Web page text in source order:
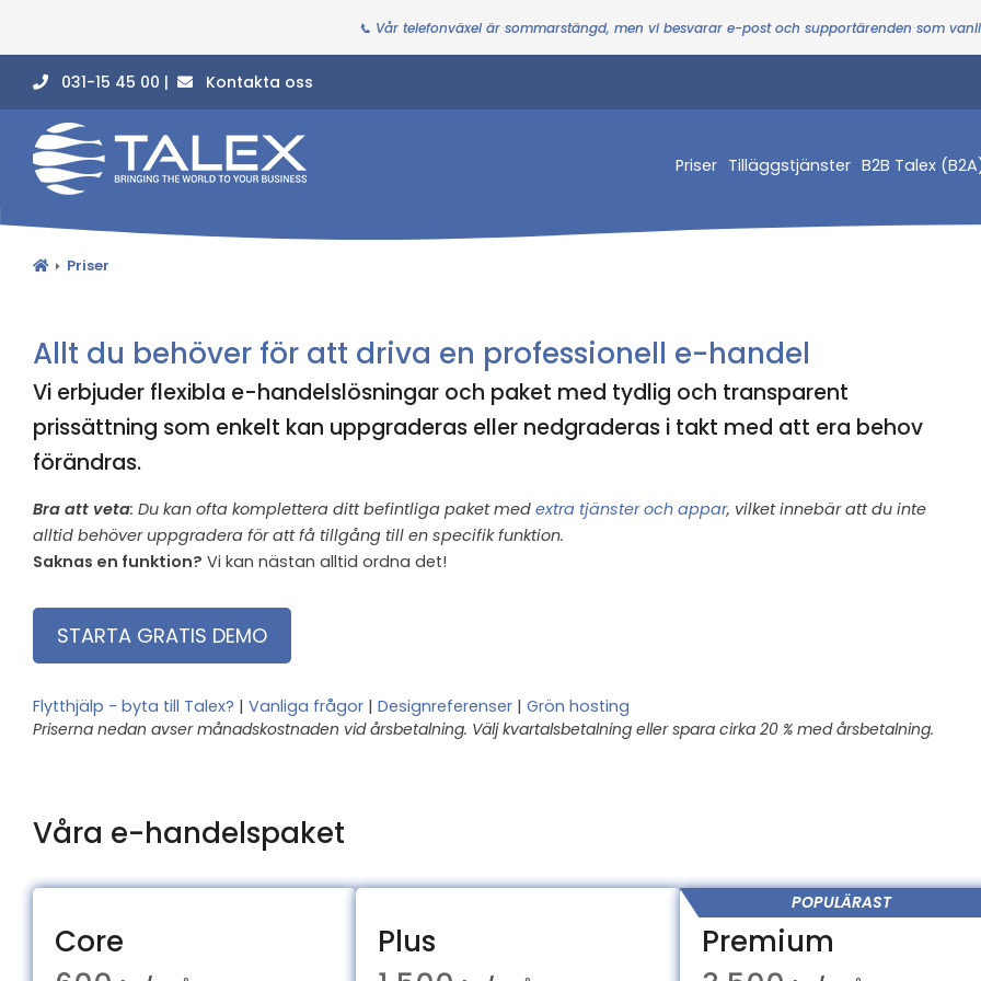
📞 Vår telefonväxel är sommarstängd, men vi besvarar e-post och supportärenden som
031-15 45 00 | Kontakta oss
Priser Tilläggstjänster B2B Talex
Priser
Allt du behöver för att driva en professionell e-handel
Vi erbjuder flexibla e-handelslösningar och paket med tydlig och transparent
prissättning som enkelt kan uppgraderas eller nedgraderas i takt med att era behov
förändras.
Bra att veta: Du kan ofta komplettera ditt befintliga paket med extra tjänster och appar, vilket innebär att du inte
alltid behöver uppgradera för att få tillgång till en specifik funktion.
Saknas en funktion? Vi kan nästan alltid ordna det!
STARTA GRATIS DEMO
Flytthjälp - byta till Talex? | Vanliga frågor | Designreferenser | Grön hosting
Priserna nedan avser månadskostnaden vid årsbetalning. Välj kvartalsbetalning eller spara cirka 20 % med årsbetalning.
Våra e-handelspaket
Core
Plus
POPULÄRAST
Premium